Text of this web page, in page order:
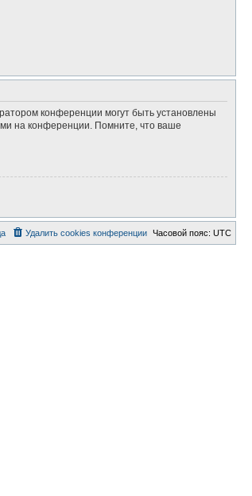
конференции могут быть установлены
на конференции. Помните, что ваше
Часовой пояс: UTC
Удалить cookies конференции